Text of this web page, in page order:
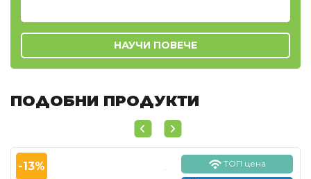
НАУЧИ ПОВЕЧЕ
ПОДОБНИ ПРОДУКТИ
-13% ТОП цена